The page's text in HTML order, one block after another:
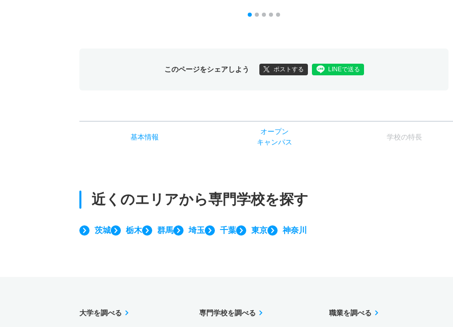
このページをシェアしよう ポストする LINEで送る
基本情報
オープン
キャンパス
学校の特長
近くのエリアから専門学校を探す
茨城 栃木 群馬 埼玉 千葉 東京 神奈川
大学を調べる 専門学校を調べる 職業を調べる